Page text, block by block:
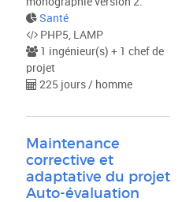
Santé
PHP5, LAMP
1 ingénieur(s) + 1 chef de
projet
225 jours / homme
Maintenance
corrective et
adaptative du projet
Auto-évaluation